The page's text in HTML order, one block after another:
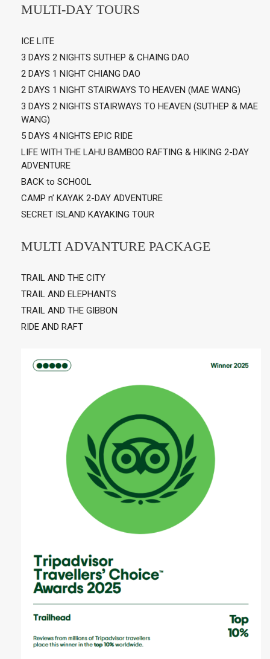
MULTI-DAY TOURS
ICE LITE
3 DAYS 2 NIGHTS SUTHEP & CHAING DAO
2 DAYS 1 NIGHT CHIANG DAO
2 DAYS 1 NIGHT STAIRWAYS TO HEAVEN (MAE WANG)
3 DAYS 2 NIGHTS STAIRWAYS TO HEAVEN (SUTHEP & MAE
WANG)
5 DAYS 4 NIGHTS EPIC RIDE
LIFE WITH THE LAHU BAMBOO RAFTING & HIKING 2-DAY
ADVENTURE
BACK to SCHOOL
CAMP n’ KAYAK 2-DAY ADVENTURE
SECRET ISLAND KAYAKING TOUR
MULTI ADVANTURE PACKAGE
TRAIL AND THE CITY
TRAIL AND ELEPHANTS
TRAIL AND THE GIBBON
RIDE AND RAFT